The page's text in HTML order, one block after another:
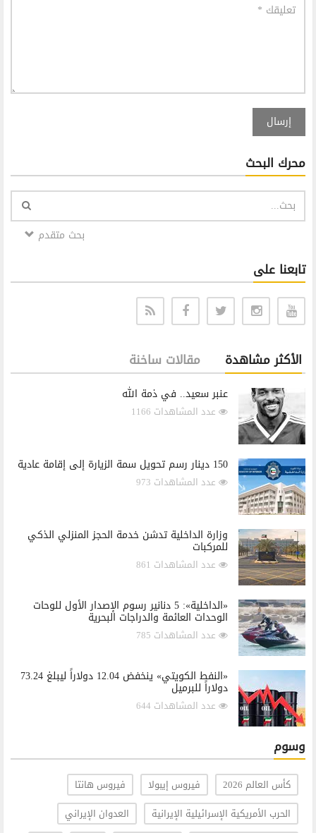
إرسال
محرك البحث
بحث متقدم
تابعنا على
الأكثر مشاهدة مقالات ساخنة
عنبر سعيد.. في ذمة الله
عدد المشاهدات 1166
150 دينار رسم تحويل سمة الزيارة إلى إقامة عادية
عدد المشاهدات 973
وزارة الداخلية تدشن خدمة الحجز المنزلي الذكي
للمركبات
عدد المشاهدات 861
«الداخلية»: 5 دنانير رسوم الإصدار الأول للوحات
الوحدات العائمة والدراجات البحرية
عدد المشاهدات 785
«النفط الكويتي» ينخفض 12.04 دولاراً ليبلغ 73.24
دولاراً للبرميل
عدد المشاهدات 644
وسوم
كأس العالم 2026 فيروس إيبولا
فيروس هانتا
الحرب الأمريكية الإسرائيلية الإيرانية
العدوان الإيراني